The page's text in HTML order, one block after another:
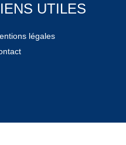
UTILES
légales